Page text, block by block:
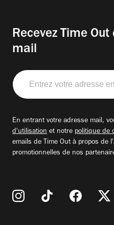
Recevez Time
mail
Entrez
votre
adresse
En entrant votre adresse mail,
d'utilisation et notre politique de
emails de Time Out à propos de
promotionnelles de nos